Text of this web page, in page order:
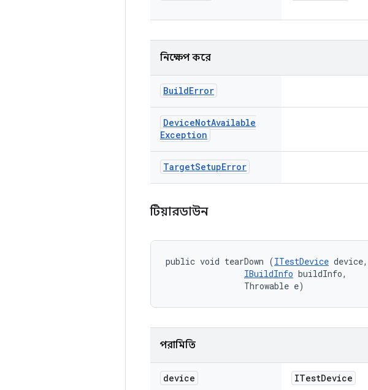
নিক্ষেপ করে
BuildError
DeviceNotAvailable
Exception
TargetSetupError
টিয়ারডাউন
public void tearDown (ITestDevice device,
IBuildInfo buildInfo,
                Throwable e)
পরামিতি
device ITestDevice